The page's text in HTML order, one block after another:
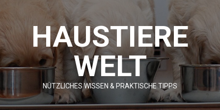
content HAUSTIERE
WELT
NÜTZLICHES WISSEN & PRAKTISCHE TIPPS